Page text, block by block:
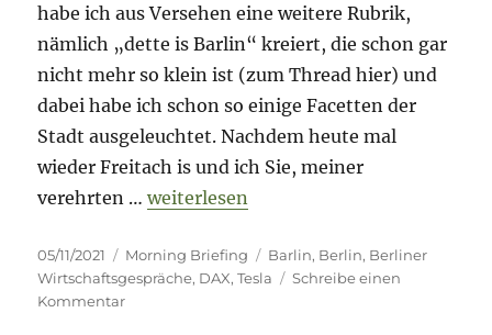
habe ich aus Versehen eine weitere Rubrik,
nämlich „dette is Barlin“ kreiert, die schon gar
nicht mehr so klein ist (zum Thread hier) und
dabei habe ich schon so einige Facetten der
Stadt ausgeleuchtet. Nachdem heute mal
wieder Freitach is und ich Sie, meiner
verehrten …„Morning Briefing – 5. November
weiterlesen
Veröffentlicht
am
05/11/2021 Kategorien
Morning Briefing Schlagwörter
Barlin, Berlin, Berliner
Wirtschaftsgespräche, DAX,Tesla
Schreibe einen
Kommentarzu